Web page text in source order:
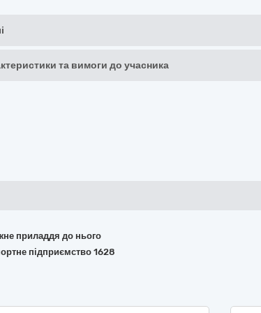
та вимоги до учасника
приладдя до нього
підприємство 1628